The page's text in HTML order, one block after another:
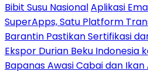
Bibit Susu NasionalAplikasi
SuperApps, Satu Platform
Barantin Pastikan Sertifikasi
Ekspor Durian Beku Indonesia
Bapanas Awasi Cabai dan